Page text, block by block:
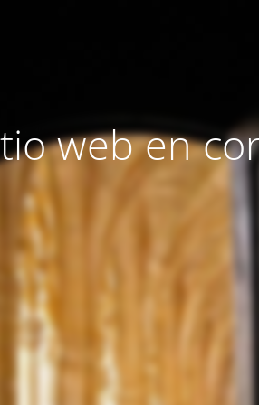
web en